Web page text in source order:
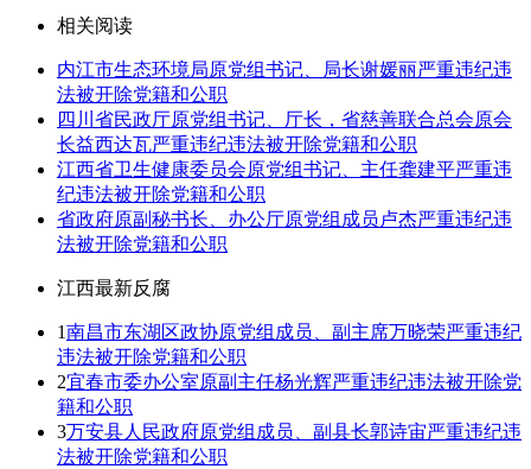
相关阅读
内江市生态环境局原党组书记、局长谢媛丽严重违纪违
法被开除党籍和公职
四川省民政厅原党组书记、厅长，省慈善联合总会原会
长益西达瓦严重违纪违法被开除党籍和公职
江西省卫生健康委员会原党组书记、主任龚建平严重违
纪违法被开除党籍和公职
省政府原副秘书长、办公厅原党组成员卢杰严重违纪违
法被开除党籍和公职
江西最新反腐
1南昌市东湖区政协原党组成员、副主席万晓荣严重违纪
违法被开除党籍和公职
2宜春市委办公室原副主任杨光辉严重违纪违法被开除党
籍和公职
3万安县人民政府原党组成员、副县长郭诗宙严重违纪违
法被开除党籍和公职